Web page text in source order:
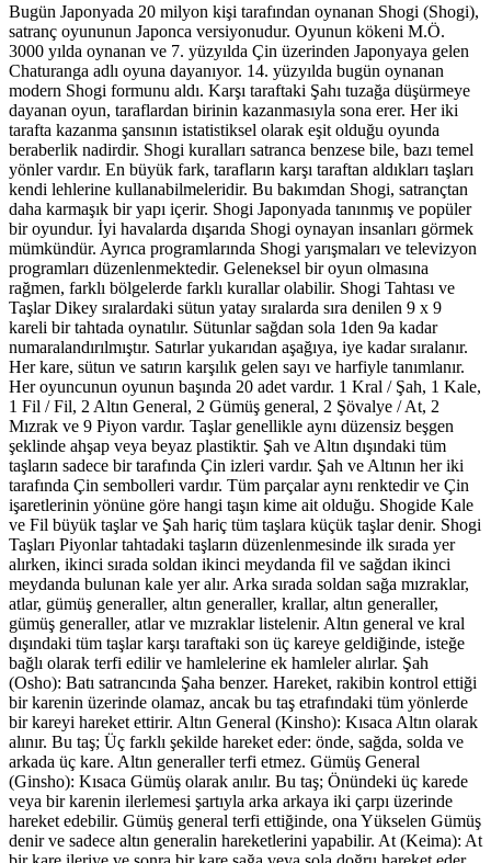
Bugün Japonyada 20 milyon kişi tarafından oynanan Shogi (Shogi),
satranç oyununun Japonca versiyonudur. Oyunun kökeni M.Ö.
3000 yılda oynanan ve 7. yüzyılda Çin üzerinden Japonyaya gelen
Chaturanga adlı oyuna dayanıyor. 14. yüzyılda bugün oynanan
modern Shogi formunu aldı. Karşı taraftaki Şahı tuzağa düşürmeye
dayanan oyun, taraflardan birinin kazanmasıyla sona erer. Her iki
tarafta kazanma şansının istatistiksel olarak eşit olduğu oyunda
beraberlik nadirdir. Shogi kuralları satranca benzese bile, bazı temel
yönler vardır. En büyük fark, tarafların karşı taraftan aldıkları taşları
kendi lehlerine kullanabilmeleridir. Bu bakımdan Shogi, satrançtan
daha karmaşık bir yapı içerir. Shogi Japonyada tanınmış ve popüler
bir oyundur. İyi havalarda dışarıda Shogi oynayan insanları görmek
mümkündür. Ayrıca programlarında Shogi yarışmaları ve televizyon
programları düzenlenmektedir. Geleneksel bir oyun olmasına
rağmen, farklı bölgelerde farklı kurallar olabilir. Shogi Tahtası ve
Taşlar Dikey sıralardaki sütun yatay sıralarda sıra denilen 9 x 9
kareli bir tahtada oynatılır. Sütunlar sağdan sola 1den 9a kadar
numaralandırılmıştır. Satırlar yukarıdan aşağıya, iye kadar sıralanır.
Her kare, sütun ve satırın karşılık gelen sayı ve harfiyle tanımlanır.
Her oyuncunun oyunun başında 20 adet vardır. 1 Kral / Şah, 1 Kale,
1 Fil / Fil, 2 Altın General, 2 Gümüş general, 2 Şövalye / At, 2
Mızrak ve 9 Piyon vardır. Taşlar genellikle aynı düzensiz beşgen
şeklinde ahşap veya beyaz plastiktir. Şah ve Altın dışındaki tüm
taşların sadece bir tarafında Çin izleri vardır. Şah ve Altının her iki
tarafında Çin sembolleri vardır. Tüm parçalar aynı renktedir ve Çin
işaretlerinin yönüne göre hangi taşın kime ait olduğu. Shogide Kale
ve Fil büyük taşlar ve Şah hariç tüm taşlara küçük taşlar denir. Shogi
Taşları Piyonlar tahtadaki taşların düzenlenmesinde ilk sırada yer
alırken, ikinci sırada soldan ikinci meydanda fil ve sağdan ikinci
meydanda bulunan kale yer alır. Arka sırada soldan sağa mızraklar,
atlar, gümüş generaller, altın generaller, krallar, altın generaller,
gümüş generaller, atlar ve mızraklar listelenir. Altın general ve kral
dışındaki tüm taşlar karşı taraftaki son üç kareye geldiğinde, isteğe
bağlı olarak terfi edilir ve hamlelerine ek hamleler alırlar. Şah
(Osho): Batı satrancında Şaha benzer. Hareket, rakibin kontrol ettiği
bir karenin üzerinde olamaz, ancak bu taş etrafındaki tüm yönlerde
bir kareyi hareket ettirir. Altın General (Kinsho): Kısaca Altın olarak
alınır. Bu taş; Üç farklı şekilde hareket eder: önde, sağda, solda ve
arkada üç kare. Altın generaller terfi etmez. Gümüş General
(Ginsho): Kısaca Gümüş olarak anılır. Bu taş; Önündeki üç karede
veya bir karenin ilerlemesi şartıyla arka arkaya iki çarpı üzerinde
hareket edebilir. Gümüş general terfi ettiğinde, ona Yükselen Gümüş
denir ve sadece altın generalin hareketlerini yapabilir. At (Keima): At